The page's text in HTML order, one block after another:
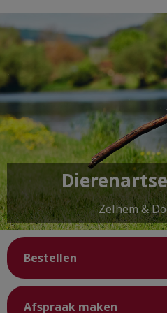
Zelhem &
Bestellen
Afspraak maken